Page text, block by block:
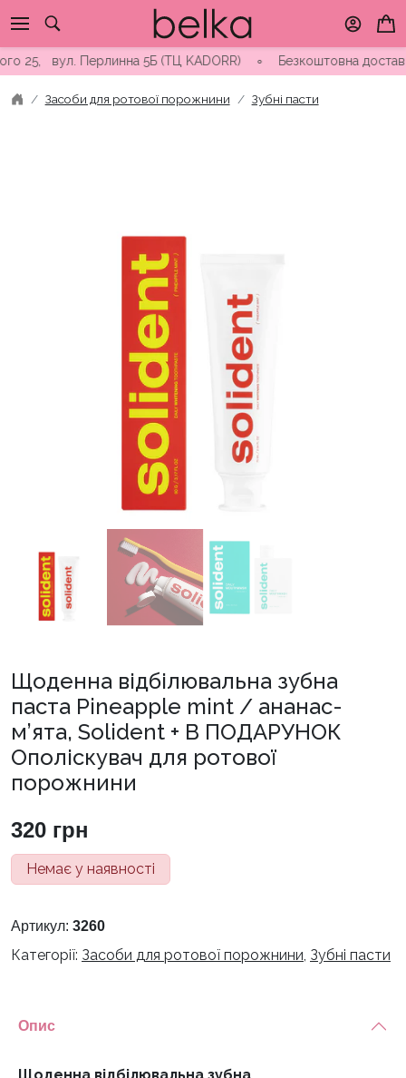
to
content
вул. Перлинна 5Б (ТЦ KADORR) ∘ Безкоштовна доставка від
Засоби для ротової порожнини Зубні пасти
Щоденна відбілювальна зубна
паста Pineapple mint / ананас-
м’ята, Solident + В ПОДАРУНОК
Ополіскувач для ротової
порожнини
320 грн
Немає у наявності
Артикул: 3260
Категорії: Засоби для ротової порожнини, Зубні пасти
Опис